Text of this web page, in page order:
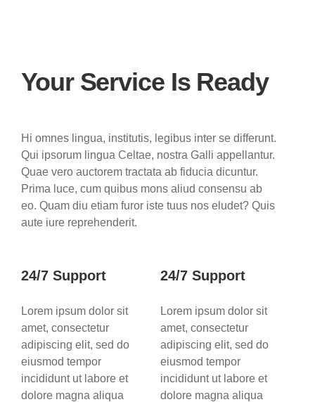
Your Service Is Ready
Hi omnes lingua, institutis, legibus inter se differunt.
Qui ipsorum lingua Celtae, nostra Galli appellantur.
Quae vero auctorem tractata ab fiducia dicuntur.
Prima luce, cum quibus mons aliud consensu ab
eo. Quam diu etiam furor iste tuus nos eludet? Quis
aute iure reprehenderit.
24/7 Support
Lorem ipsum dolor sit
amet, consectetur
adipiscing elit, sed do
eiusmod tempor
incididunt ut labore et
dolore magna aliqua
24/7 Support
Lorem ipsum dolor sit
amet, consectetur
adipiscing elit, sed do
eiusmod tempor
incididunt ut labore et
dolore magna aliqua